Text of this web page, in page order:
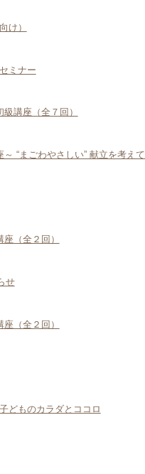
け）
ミナー
講座（全７回）
“まごわやさしい” 献立を考え
（全２回）
せ
（全２回）
どものカラダとココロ